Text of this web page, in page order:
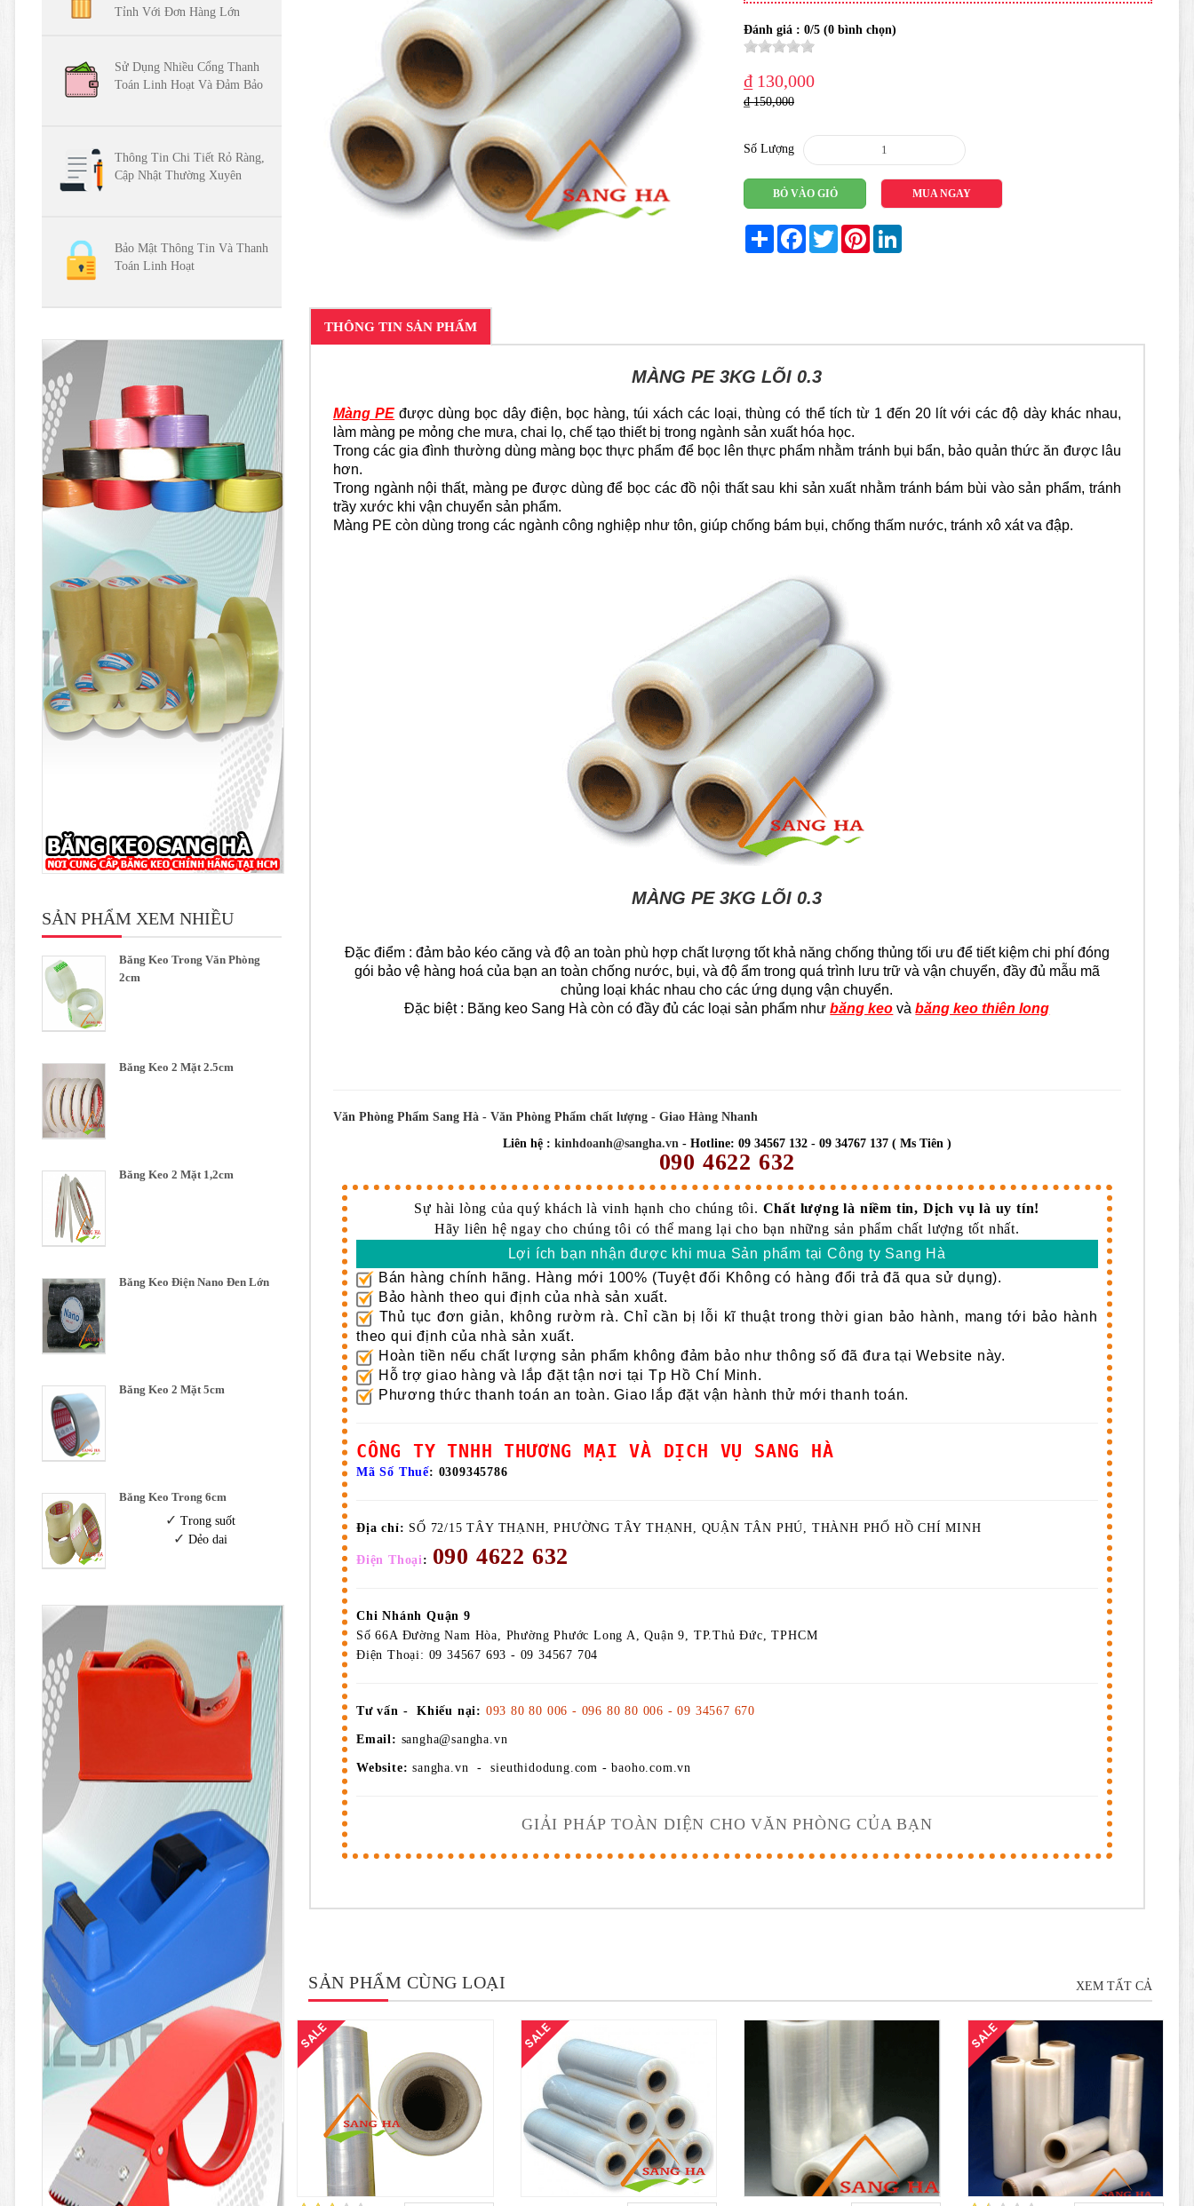
Tỉnh Với Đơn Hàng Lớn
Sử Dụng Nhiều Cổng Thanh
Toán Linh Hoạt Và Đảm Bảo
Thông Tin Chi Tiết Rỏ Ràng,
Cập Nhật Thường Xuyên
Bảo Mật Thông Tin Và Thanh
Toán Linh Hoạt
SẢN PHẨM XEM NHIỀU
Băng Keo Trong Văn Phòng
2cm
Băng Keo 2 Mặt 2.5cm
Băng Keo 2 Mặt 1,2cm
Băng Keo Điện Nano Đen Lớn
Băng Keo 2 Mặt 5cm
Băng Keo Trong 6cm
✓ Trong suốt
✓ Dẻo dai
Đánh giá : 0/5 (0 bình chọn)
₫ 130,000
₫ 150,000
Số Lượng
BỎ VÀO GIỎ MUA NGAY
Share FacebookTwitterPinterest
THÔNG TIN SẢN PHẨM
MÀNG PE 3KG LÕI 0.3
Màng PE được dùng bọc dây điện, bọc hàng, túi xách các loại, thùng có thể tích từ 1 đến 20 lít với các độ dày khác nhau,
làm màng pe mỏng che mưa, chai lọ, chế tạo thiết bị trong ngành sản xuất hóa học.
Trong các gia đình thường dùng màng bọc thực phẩm để bọc lên thực phẩm nhằm tránh bụi bẩn, bảo quản thức ăn được lâu
hơn.
Trong ngành nội thất, màng pe được dùng để bọc các đồ nội thất sau khi sản xuất nhằm tránh bám bùi vào sản phẩm, tránh
trầy xước khi vận chuyển sản phẩm.
Màng PE còn dùng trong các ngành công nghiệp như tôn, giúp chống bám bụi, chống thấm nước, tránh xô xát va đập.
MÀNG PE 3KG LÕI 0.3
Đặc điểm : đảm bảo kéo căng và độ an toàn phù hợp chất lượng tốt khả năng chống thủng tối ưu để tiết kiệm chi phí đóng
gói bảo vệ hàng hoá của bạn an toàn chống nước, bụi, và độ ẩm trong quá trình lưu trữ và vận chuyển, đầy đủ mẫu mã
chủng loại khác nhau cho các ứng dụng vận chuyển.
Đặc biệt : Băng keo Sang Hà còn có đầy đủ các loại sản phẩm nhưbăng keo vàbăng keo thiên long
Văn Phòng Phẩm Sang Hà - Văn Phòng Phẩm chất lượng - Giao Hàng Nhanh
Liên hệ : kinhdoanh@sangha.vn- Hotline: 09 34567 132 - 09 34767 137 ( Ms Tiên )
090 4622 632
Sự hài lòng của quý khách là vinh hạnh cho chúng tôi. Chất lượng là niềm tin, Dịch vụ là uy tín!
Hãy liên hệ ngay cho chúng tôi có thể mang lại cho bạn những sản phẩm chất lượng tốt nhất.
Lợi ích bạn nhận được khi mua Sản phẩm tại Công ty Sang Hà
Bán hàng chính hãng. Hàng mới 100% (Tuyệt đối Không có hàng đổi trả đã qua sử dụng).
Bảo hành theo qui định của nhà sản xuất.
Thủ tục đơn giản, không rườm rà. Chỉ cần bị lỗi kĩ thuật trong thời gian bảo hành, mang tới bảo hành
theo qui định của nhà sản xuất.
Hoàn tiền nếu chất lượng sản phẩm không đảm bảo như thông số đã đưa tại Website này.
Hỗ trợ giao hàng và lắp đặt tận nơi tại Tp Hồ Chí Minh.
Phương thức thanh toán an toàn. Giao lắp đặt vận hành thử mới thanh toán.
CÔNG TY TNHH THƯƠNG MẠI VÀ DỊCH VỤ SANG HÀ
Mã Số Thuế: 0309345786
Địa chỉ: SỐ 72/15 TÂY THẠNH, PHƯỜNG TÂY THẠNH, QUẬN TÂN PHÚ, THÀNH PHỐ HỒ CHÍ MINH
Điện Thoại: 090 4622 632
Chi Nhánh Quận 9
Số 66A Đường Nam Hòa, Phường Phước Long A, Quận 9, TP.Thủ Đức, TPHCM
Điện Thoại: 09 34567 693 - 09 34567 704
Tư vấn - Khiếu nại: 093 80 80 006 - 096 80 80 006 - 09 34567 670
Email: sangha@sangha.vn
Website: sangha.vn - sieuthidodung.com - baoho.com.vn
GIẢI PHÁP TOÀN DIỆN CHO VĂN PHÒNG CỦA BẠN
SẢN PHẨM CÙNG LOẠI XEM TẤT CẢ
SALE SALE SALE